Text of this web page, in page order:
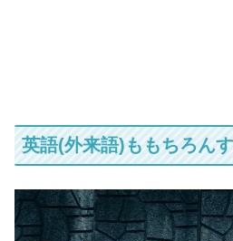
英語(外来語)ももちろん